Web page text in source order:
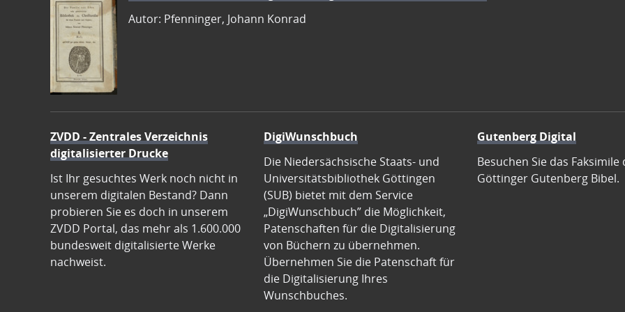
Autor: Pfenninger, Johann Konrad
ZVDD - Zentrales Verzeichnis
digitalisierter Drucke
Ist Ihr gesuchtes Werk noch nicht in
unserem digitalen Bestand? Dann
probieren Sie es doch in unserem
ZVDD Portal, das mehr als 1.600.000
bundesweit digitalisierte Werke
nachweist.
DigiWunschbuch
Die Niedersächsische Staats- und
Universitätsbibliothek Göttingen
(SUB) bietet mit dem Service
„DigiWunschbuch” die Möglichkeit,
Patenschaften für die Digitalisierung
von Büchern zu übernehmen.
Übernehmen Sie die Patenschaft für
die Digitalisierung Ihres
Wunschbuches.
Gutenberg Digital
Besuchen Sie das Faksimile
Göttinger Gutenberg Bibel.